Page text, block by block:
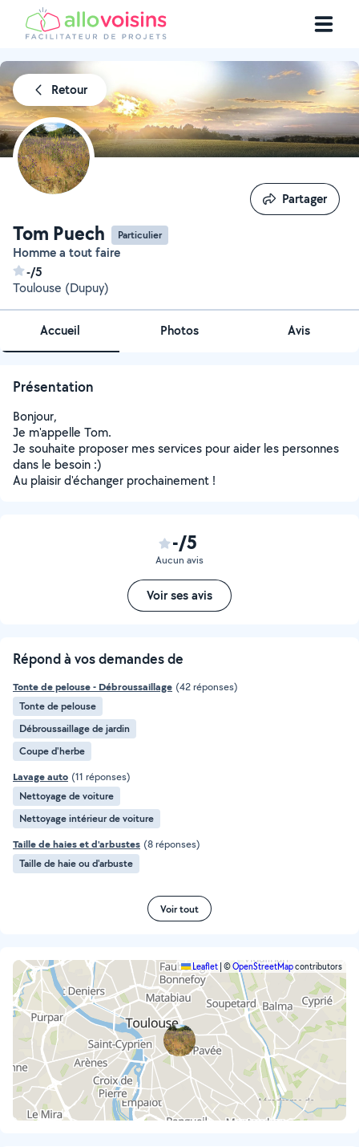
Retour
Tom Puech Particulier
Homme a tout faire
-/5
Toulouse (Dupuy)
Partager
Partager
Accueil Photos Avis
Présentation
Bonjour,
Je m'appelle Tom.
Je souhaite proposer mes services pour aider les personnes
dans le besoin :)
Au plaisir d'échanger prochainement !
-/5
Aucun avis
Voir ses avis
Répond à vos demandes de
Tonte de pelouse - Débroussaillage (42 réponses)
Tonte de pelouse
Débroussaillage de jardin
Coupe d'herbe
Lavage auto (11 réponses)
Nettoyage de voiture
Nettoyage intérieur de voiture
Taille de haies et d'arbustes (8 réponses)
Taille de haie ou d'arbuste
Voir tout
Leaflet ©OpenStreetMapcontributors